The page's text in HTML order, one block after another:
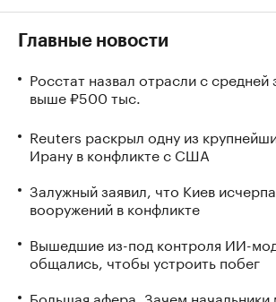
Главные новости
Росстат назвал отрасли с средней
выше ₽500 тыс.
Reuters раскрыл одну из
Ирану в конфликте с США
Залужный заявил, что Киев
вооружений в конфликте
Вышедшие из-под контроля ИИ-
общались, чтобы устроить побег
Большая афера. Зачем